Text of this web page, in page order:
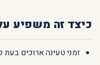
כיצד זה משפיע
זמני טעינה ארוכים